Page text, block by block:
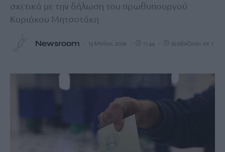
σχετικά με την δήλωση του πρωθυπουργού
Κυριάκου Μητσοτάκη
Newsroom 13 Μαΐου, 2026 11:44 Διαβάζεται σε 1'